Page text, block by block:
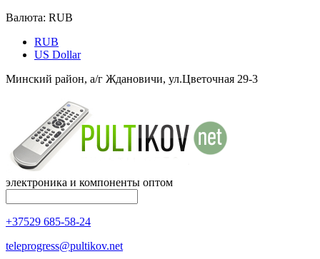
Валюта: RUB
RUB
US Dollar
Минский район, а/г Ждановичи, ул.Цветочная 29-3
электроника и компоненты оптом
+37529 685-58-24
teleprogress@pultikov.net